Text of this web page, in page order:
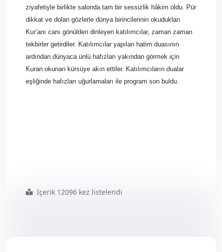
ziyafetiyle birlikte salonda tam bir sessizlik hâkim oldu. Pür
dikkat ve dolan gözlerle dünya birincilerinin okudukları
Kur’anı canı gönülden dinleyen katılımcılar, zaman zaman
tekbirler getirdiler. Katılımcılar yapılan hatim duasının
ardından dünyaca ünlü hafızları yakından görmek için
Kuran okunan kürsüye akın ettiler. Katılımcıların dualar
eşliğinde hafızları uğurlamaları ile program son buldu.
#kars8217 da
#peygamber
#sav8217 e
#sevgi
#ve
#kur8217 an
#ziyafeti
#gecesiİçerik 12096 kez listelendi